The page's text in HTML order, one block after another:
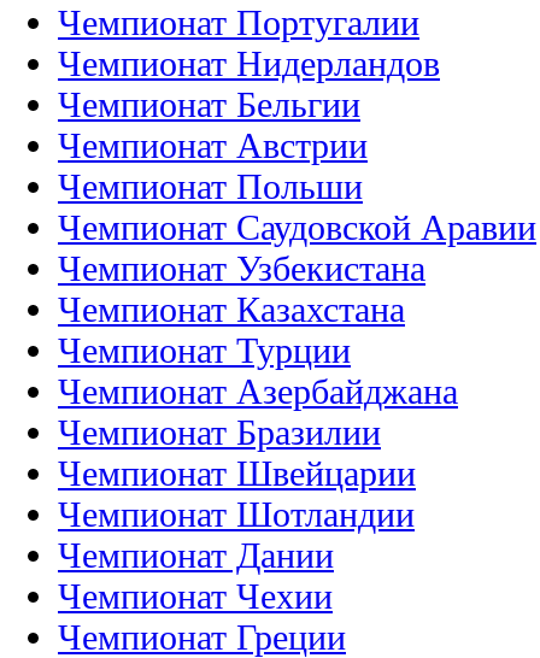
Чемпионат Португалии
Чемпионат Нидерландов
Чемпионат Бельгии
Чемпионат Австрии
Чемпионат Польши
Чемпионат Саудовской Аравии
Чемпионат Узбекистана
Чемпионат Казахстана
Чемпионат Турции
Чемпионат Азербайджана
Чемпионат Бразилии
Чемпионат Швейцарии
Чемпионат Шотландии
Чемпионат Дании
Чемпионат Чехии
Чемпионат Греции